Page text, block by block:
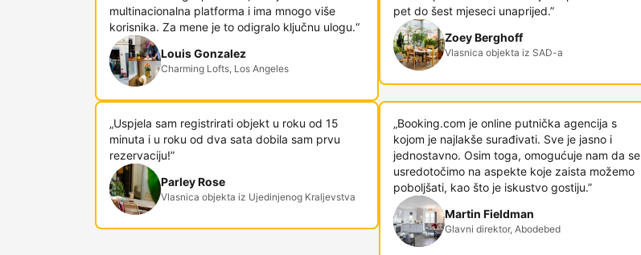
multinacionalna platforma i ima mnogo više
korisnika. Za mene je to odigralo ključnu ulogu.“
Louis Gonzalez
Charming Lofts, Los Angeles
pet do šest mjeseci unaprijed.”
Zoey Berghoff
Vlasnica objekta iz SAD-a
„Uspjela sam registrirati objekt u roku od 15
minuta i u roku od dva sata dobila sam prvu
rezervaciju!”
Parley Rose
Vlasnica objekta iz Ujedinjenog Kraljevstva
„Booking.com je online putnička agencija s
kojom je najlakše surađivati. Sve je jasno i
jednostavno. Osim toga, omogućuje nam da se
usredotočimo na aspekte koje zaista možemo
poboljšati, kao što je iskustvo gostiju.”
Martin Fieldman
Glavni direktor, Abodebed